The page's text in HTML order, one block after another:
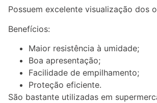
Possuem excelente visualização dos
Benefícios:
Maior resistência à umidade;
Boa apresentação;
Facilidade de empilhamento;
Proteção eficiente.
São bastante utilizadas em